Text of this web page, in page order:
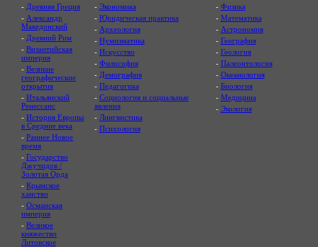
- Древняя Греция
- Александр
Македонский
- Древний Рим
- Византийская
империя
- Великие
географические
открытия
- Итальянский
Ренессанс
- История Европы
в Средние века
- Раннее Новое
время
- Государство
Джучидов /
Золотая Орда
- Крымское
ханство
- Османская
империя
- Великое
княжество
Литовское
- Экономика
- Юридическая практика
- Археология
- Нумизматика
- Искусство
- Философия
- Демография
- Педагогика
- Социология и социальные
явления
- Лингвистика
- Психология
- Физика
- Математика
- Астрономия
- География
- Геология
- Палеонтология
- Океанология
- Биология
- Медицина
- Экология